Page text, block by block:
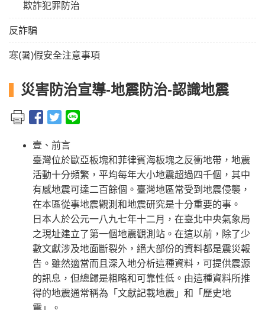
欺詐犯罪防治
反詐騙
寒(暑)假安全注意事項
災害防治宣導-地震防治-認識地震
壹、前言
臺灣位於歐亞板塊和菲律賓海板塊之反衝地帶，地震
活動十分頻繁，平均每年大小地震超過四千個，其中
有感地震可達二百餘個。臺灣地區常受到地震侵襲，
在本區從事地震觀測和地震研究是十分重要的事。
日本人於公元一八九七年十二月，在臺北中央氣象局
之現址建立了第一個地震觀測站。在這以前，除了少
數文獻涉及地面斷裂外，絕大部份的資料都是震災報
告。雖然適當而且深入地分析這種資料，可提供震源
的訊息，但總歸是粗略和可靠性低。由這種資料所推
得的地震通常稱為「文獻記載地震」和「歷史地